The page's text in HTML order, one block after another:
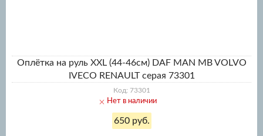
Оплётка на руль XXL (44-46см) DAF MAN MB VOLVO
IVECO RENAULT серая 73301
Код: 73301
Нет в наличии
650 руб.